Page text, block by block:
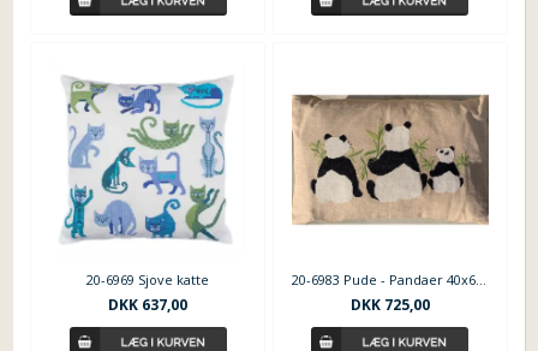
20-6969 Sjove katte
DKK 637,00 DKK725,00